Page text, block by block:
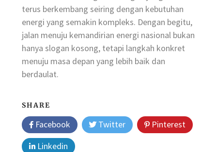
terus berkembang seiring dengan kebutuhan
energi yang semakin kompleks. Dengan begitu,
jalan menuju kemandirian energi nasional bukan
hanya slogan kosong, tetapi langkah konkret
menuju masa depan yang lebih baik dan
berdaulat.
SHARE
Facebook Twitter
Pinterest
Linkedin